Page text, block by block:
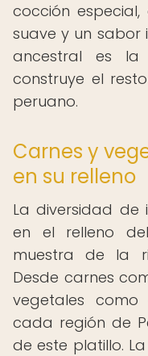
cocción
suave y un sabor
ancestral es
construye el
peruano.
Carnes y
en su relleno
La diversidad de
en el relleno
muestra de la
Desde carnes
vegetales
cada región de
de este platillo.